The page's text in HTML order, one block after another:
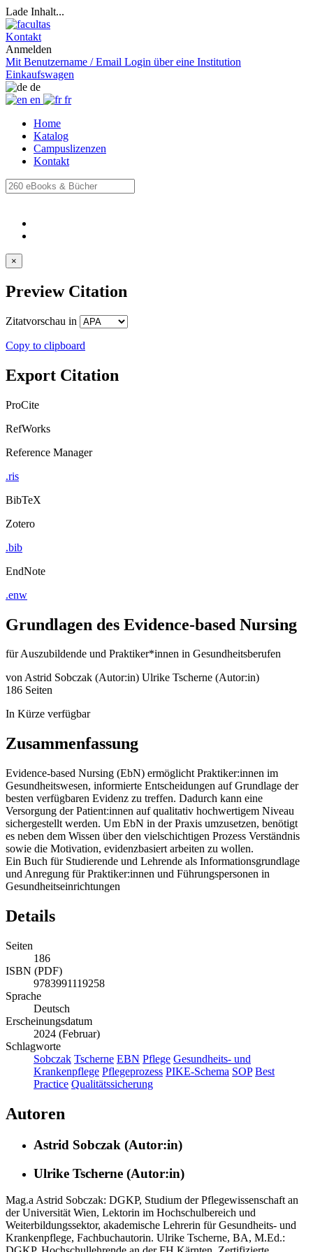
Lade Inhalt...
Kontakt
Anmelden
Mit Benutzername / Email Login über eine Institution
Einkaufswagen
de
en
fr
Home
Katalog
Campuslizenzen
Kontakt
×
Preview Citation
Zitatvorschau in
Copy to clipboard
Export Citation
ProCite
RefWorks
Reference Manager
.ris
BibTeX
Zotero
.bib
EndNote
.enw
Grundlagen des Evidence-based Nursing
für Auszubildende und Praktiker*innen in Gesundheitsberufen
vonAstrid Sobczak (Autor:in) Ulrike Tscherne (Autor:in)
186 Seiten
In Kürze verfügbar
Zusammenfassung
Evidence-based Nursing (EbN) ermöglicht Praktiker:innen im
Gesundheitswesen, informierte Entscheidungen auf Grundlage der
besten verfügbaren Evidenz zu treffen. Dadurch kann eine
Versorgung der Patient:innen auf qualitativ hochwertigem Niveau
sichergestellt werden. Um EbN in der Praxis umzusetzen, benötigt
es neben dem Wissen über den vielschichtigen Prozess Verständnis
sowie die Motivation, evidenzbasiert arbeiten zu wollen.
Ein Buch für Studierende und Lehrende als Informationsgrundlage
und Anregung für Praktiker:innen und Führungspersonen in
Gesundheitseinrichtungen
Details
Seiten
186
ISBN (PDF)
9783991119258
Sprache
Deutsch
Erscheinungsdatum
2024 (Februar)
Schlagworte
Sobczak Tscherne EBN Pflege Gesundheits- und
Krankenpflege Pflegeprozess PIKE-Schema SOP Best
Practice Qualitätssicherung
Autoren
Astrid Sobczak (Autor:in)
Ulrike Tscherne (Autor:in)
Mag.a Astrid Sobczak: DGKP, Studium der Pflegewissenschaft an
der Universität Wien, Lektorin im Hochschulbereich und
Weiterbildungssektor, akademische Lehrerin für Gesundheits- und
Krankenpflege, Fachbuchautorin. Ulrike Tscherne, BA, M.Ed.: